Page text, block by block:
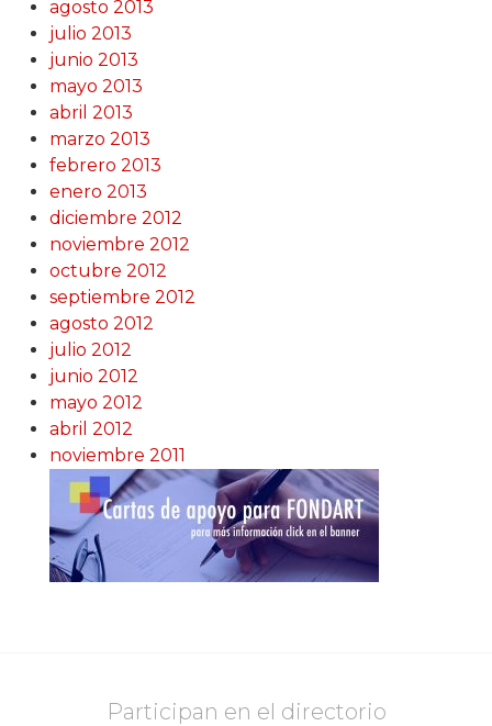
agosto 2013
julio 2013
junio 2013
mayo 2013
abril 2013
marzo 2013
febrero 2013
enero 2013
diciembre 2012
noviembre 2012
octubre 2012
septiembre 2012
agosto 2012
julio 2012
junio 2012
mayo 2012
abril 2012
noviembre 2011
Participan en el directorio